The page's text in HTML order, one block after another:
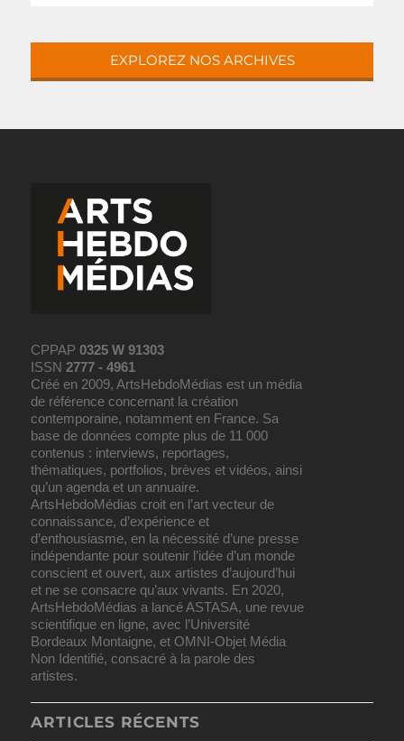
EXPLOREZ NOS ARCHIVES
CPPAP0325 W 91303
ISSN2777 - 4961
Créé en 2009, ArtsHebdoMédias est un média
de référence concernant la création
contemporaine, notamment en France. Sa
base de données compte plus de 11 000
contenus : interviews, reportages,
thématiques, portfolios, brèves et vidéos, ainsi
qu’un agenda et un annuaire.
ArtsHebdoMédias croit en l’art vecteur de
connaissance, d’expérience et
d’enthousiasme, en la nécessité d’une presse
indépendante pour soutenir l’idée d’un monde
conscient et ouvert, aux artistes d’aujourd’hui
et ne se consacre qu’aux vivants. En 2020,
ArtsHebdoMédias a lancé ASTASA, une revue
scientifique en ligne, avec l’Université
Bordeaux Montaigne, et OMNI-Objet Média
Non Identifié, consacré à la parole des
artistes.
ARTICLES RÉCENTS